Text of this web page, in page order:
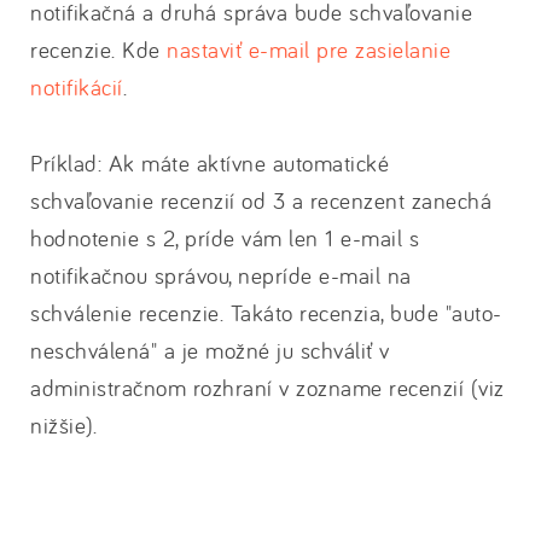
notifikačná a druhá správa bude schvaľovanie
recenzie. Kde nastaviť e-mail pre zasielanie
notifikácií.
Príklad: Ak máte aktívne automatické
schvaľovanie recenzií od 3 a recenzent zanechá
hodnotenie s 2, príde vám len 1 e-mail s
notifikačnou správou, nepríde e-mail na
schválenie recenzie. Takáto recenzia, bude "auto-
neschválená" a je možné ju schváliť v
administračnom rozhraní v zozname recenzií (viz
nižšie).